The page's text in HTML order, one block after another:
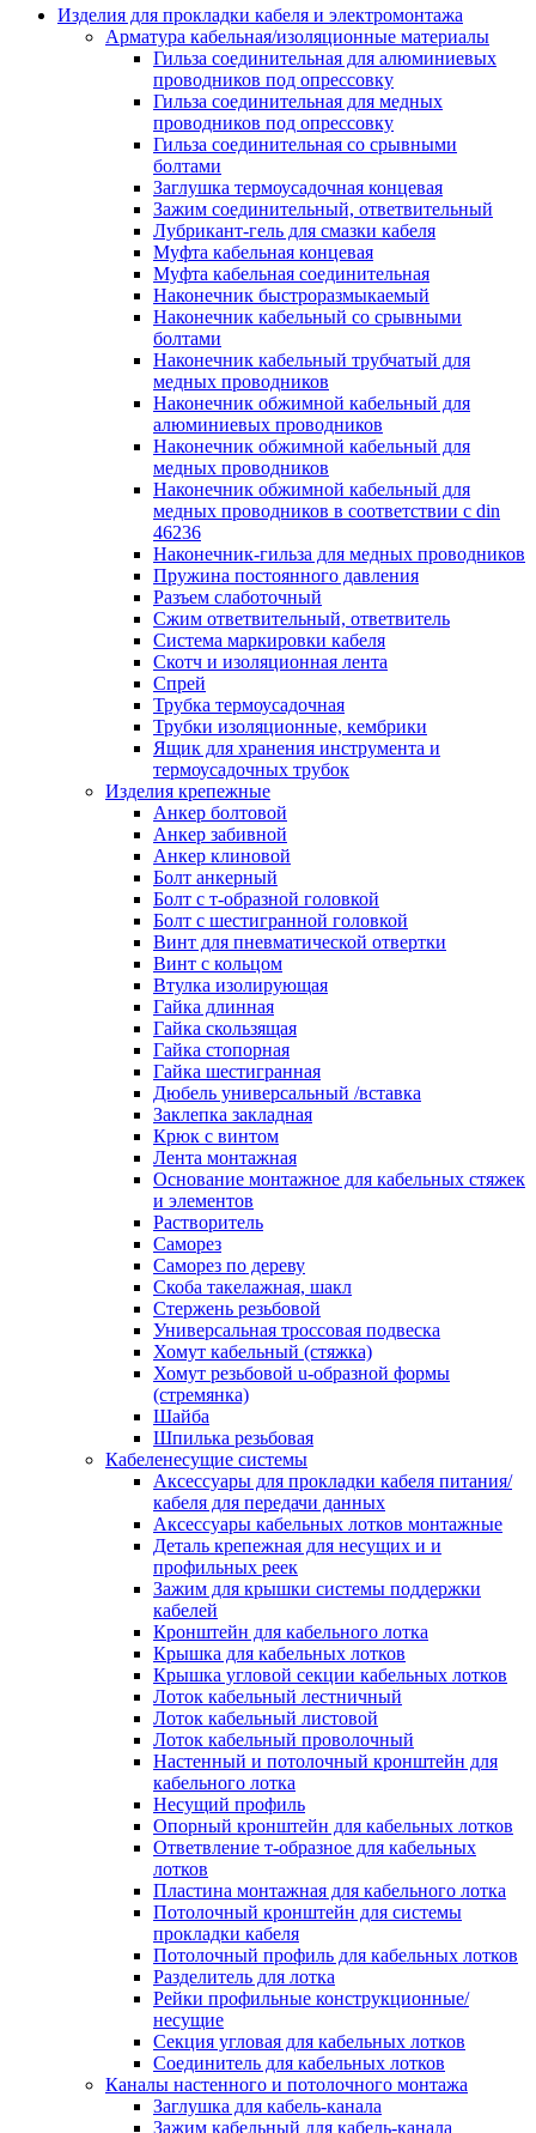
монтажные
Деталь крепежная для несущих и и
профильных реек
Зажим для крышки системы
поддержки кабелей
Кронштейн для кабельного лотка
Крышка для кабельных лотков
лотков
Лоток кабельный лестничный
Лоток кабельный листовой
Лоток кабельный проволочный
Настенный и потолочный
для кабельного лотка
Несущий профиль
лотков
Ответвление т-образное для
лотков
Пластина монтажная для
лотка
Потолочный кронштейн для
прокладки кабеля
Потолочный профиль для
Разделитель для лотка
Рейки профильные
несущие
Секция угловая для кабельных
Соединитель для кабельных
Каналы настенного и потолочного
Зажим кабельный для кабель-
Кабель-канал
Кабель-канал напольный
Кабель-канал настенный
Коробка монтажная для
кабель-канала
Коробка распределительная для
кабель-каналов
Крышка для настенного кабель-
Панель лицевая для настенного
канала
Перегородка разделительная для
настенного кабель-канала
Переходник для кабель-канала
Поворот для кабель-канала
Поворот для настенного кабель-
Рамка для ввода настенного
канала в стену/потолок/щит
Соединитель на стык для
кабель-канала
Соединитель/накладка на стык для
кабель-канала
Угол внешний для кабель-канала
Угол внешний для настенного
канала
Угол т-образный для кабель-
Колодки клеммные
Аксессуары для клеммной
Колодка заземления клеммная
Нулевая шина
Одно-многополюсная клеммная
разделительная для клеммной
Проходная клеммная колодка
Торцевая клемма клеммной
Короба кабельные
Короб распределительный
Материал монтажный
Держатель кабельный зажимной
Зажим балочный
Зажим/клипса для крепления труб
Скоба крепежная
Скоба с гвоздем
Соединитель провода
Материалы для подключения
Аксессуары для
коробок/корпусов для монтажа в
и в потолке
Зажим безвинтовой клеммный
Коробка клеммная
Коробка распределительная для
Крышка для распределительной
коробки/корпуса для монтажа в
в потолке
Распределительная коробка/
монтажа в стене и в потолке
Распределительная коробка/
Система электромонтажных колонн
Электромонтажная колонна
Системы ввода для кабелей и проводов
Ввод кабельный/сальник
Уплотнитель для кабельного
Изделия для прокладки кабеля и электромонтажа
Арматура кабельная/изоляционные материалы
Гильза соединительная для алюминиевых
проводников под опрессовку
Гильза соединительная для медных
проводников под опрессовку
Гильза соединительная со срывными
болтами
Заглушка термоусадочная концевая
Зажим соединительный, ответвительный
Лубрикант-гель для смазки кабеля
Муфта кабельная концевая
Муфта кабельная соединительная
Наконечник быстроразмыкаемый
Наконечник кабельный со срывными
болтами
Наконечник кабельный трубчатый для
медных проводников
Наконечник обжимной кабельный для
алюминиевых проводников
Наконечник обжимной кабельный для
медных проводников
Наконечник обжимной кабельный для
медных проводников в соответствии с din
46236
Наконечник-гильза для медных проводников
Пружина постоянного давления
Разъем слаботочный
Сжим ответвительный, ответвитель
Система маркировки кабеля
Скотч и изоляционная лента
Спрей
Трубка термоусадочная
Трубки изоляционные, кембрики
Ящик для хранения инструмента и
термоусадочных трубок
Изделия крепежные
Анкер болтовой
Анкер забивной
Анкер клиновой
Болт анкерный
Болт с т-образной головкой
Болт с шестигранной головкой
Винт для пневматической отвертки
Винт с кольцом
Втулка изолирующая
Гайка длинная
Гайка скользящая
Гайка стопорная
Гайка шестигранная
Дюбель универсальный /вставка
Заклепка закладная
Крюк с винтом
Лента монтажная
Основание монтажное для кабельных стяжек
и элементов
Растворитель
Саморез
Саморез по дереву
Скоба такелажная, шакл
Стержень резьбовой
Универсальная троссовая подвеска
Хомут кабельный (стяжка)
Хомут резьбовой u-образной формы
(стремянка)
Шайба
Шпилька резьбовая
Кабеленесущие системы
Аксессуары для прокладки кабеля питания/
кабеля для передачи данных
Аксессуары кабельных лотков монтажные
Деталь крепежная для несущих и и
профильных реек
Зажим для крышки системы поддержки
кабелей
Кронштейн для кабельного лотка
Крышка для кабельных лотков
Крышка угловой секции кабельных лотков
Лоток кабельный лестничный
Лоток кабельный листовой
Лоток кабельный проволочный
Настенный и потолочный кронштейн для
кабельного лотка
Несущий профиль
Опорный кронштейн для кабельных лотков
Ответвление т-образное для кабельных
лотков
Пластина монтажная для кабельного лотка
Потолочный кронштейн для системы
прокладки кабеля
Потолочный профиль для кабельных лотков
Разделитель для лотка
Рейки профильные конструкционные/
несущие
Секция угловая для кабельных лотков
Соединитель для кабельных лотков
Каналы настенного и потолочного монтажа
Заглушка для кабель-канала
Зажим кабельный для кабель-канала